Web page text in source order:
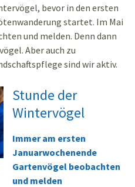
bevor in den ersten
startet. Im Mai
und melden. Denn dann
Aber auch zu
sind wir aktiv.
Stunde der
Wintervögel
Immer am ersten
Januarwochenende
Gartenvögel beobachten
und melden